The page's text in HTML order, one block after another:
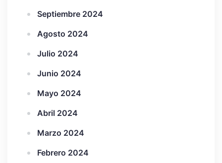
Septiembre 2024
Agosto 2024
Julio 2024
Junio 2024
Mayo 2024
Abril 2024
Marzo 2024
Febrero 2024